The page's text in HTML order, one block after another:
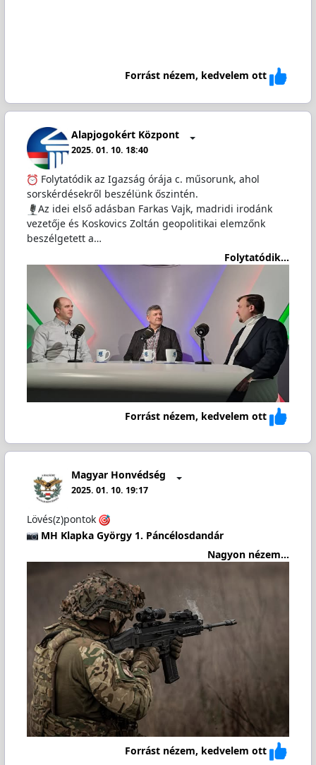
Forrást nézem, kedvelem ott
Alapjogokért Központ
2025. 01. 10. 18:40
Folytatódik az Igazság órája c. műsorunk, ahol
sorskérdésekről beszélünk őszintén.
Az idei első adásban Farkas Vajk, madridi irodánk
vezetője és Koskovics Zoltán geopolitikai elemzőnk
beszélgetett a…
Folytatódik...
Forrást nézem, kedvelem ott
Magyar Honvédség
2025. 01. 10. 19:17
Lövés(z)pontok
MH Klapka György 1. Páncélosdandár
Nagyon nézem...
Forrást nézem, kedvelem ott